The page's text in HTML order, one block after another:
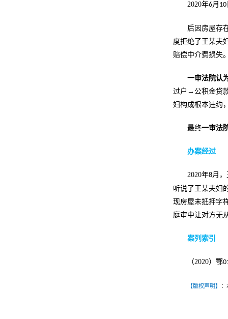
2020年6月 10
后因房屋存
度拒绝了王某夫
赔偿中介费损失
一审法院认
过户→公积金贷
妇构成根本违约
最终一审法
办案经过
2020年8月
听说了王某夫妇
现房屋未抵押字
庭审中让对方无
案列索引
（2020）鄂
【版权声明】